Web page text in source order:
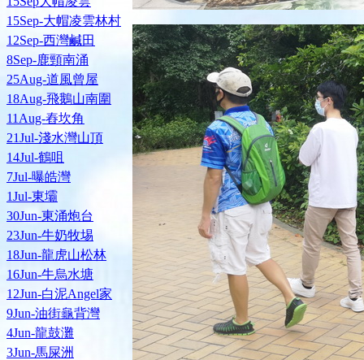
15Sep-大帽凌雲林村
12Sep-西灣鹹田
8Sep-鹿頸南涌
25Aug-道風曾屋
18Aug-飛鵝山南圍
11Aug-舂坎角
21Jul-淺水灣山頂
14Jul-鶴咀
7Jul-曝皓灣
1Jul-東壩
30Jun-東涌炮台
23Jun-牛奶牧埸
18Jun-龍虎山松林
16Jun-牛烏水塘
12Jun-白泥Angel家
9Jun-油街龜背灣
4Jun-龍鼓灘
3Jun-馬屎洲